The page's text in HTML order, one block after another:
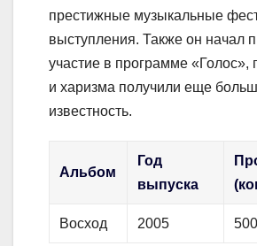
престижные музыкальные
выступления. Также он начал
участие в программе «Голос»,
и харизма получили еще
известность.
Альбом
Год
выпуска
Восход 2005